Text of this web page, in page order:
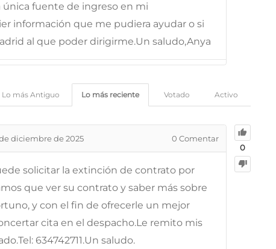
única fuente de ingreso en mi
información que me pudiera ayudar o si
al que poder dirigirme.Un saludo,Anya
Activo
Votado
Lo más reciente
Lo más Antiguo
0
diciembre de 2025 0 Comentar
solicitar la extinción de contrato por
que ver su contrato y saber más sobre
y con el fin de ofrecerle un mejor
cita en el despacho.Le remito mis
634742711.Un saludo.